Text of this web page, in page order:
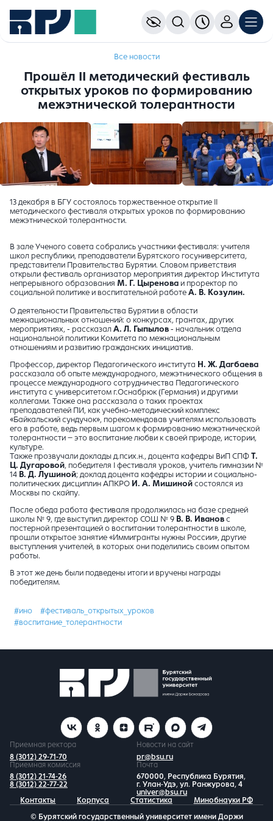
Все новости
Прошёл II методический фестиваль
открытых уроков по формированию
межэтнической толерантности
13 декабря в БГУ состоялось торжественное открытие II
методического фестиваля открытых уроков по формированию
межэтнической толерантности.
В зале Ученого совета собрались участники фестиваля: учителя
школ республики, преподаватели Бурятского госуниверситета,
представители Правительства Бурятии. Словом приветствия
открыли фестиваль организатор мероприятия директор Института
непрерывного образования М. Г. Цыренова и проректор по
социальной политике и воспитательной работе А. В. Козулин.
О деятельности Правительства Бурятии в области
межнациональных отношений: о конкурсах, грантах, других
мероприятиях, - рассказал А. Л. Гыпылов - начальник отдела
национальной политики Комитета по межнациональным
отношениям и развитию гражданских инициатив.
Профессор, директор Педагогического института Н. Ж. Дагбаева
рассказала об опыте международного, межэтнического общения в
процессе международного сотрудничества Педагогического
института с университетом г.Оснабрюк (Германия) и другими
коллегами. Также она рассказала о таких проектах
преподавателей ПИ, как учебно-методический комплекс
«Байкальский сундучок», порекомендовав учителям использовать
его в работе, ведь первым шагом к формированию межэтнической
толерантности – это воспитание любви к своей природе, истории,
культуре.
Также прозвучали доклады д.псих.н., доцента кафедры ВиП СПФ Т.
Ц. Дугаровой, победителя I фестиваля уроков, учитель гимназии №
14 В. Д. Лушиной; доклад доцента кафедры истории и социально-
политических дисциплин АПКРО И. А. Мишиной состоялся из
Москвы по скайпу.
После обеда работа фестиваля продолжилась на базе средней
школы № 9, где выступил директор СОШ № 9 В. В. Иванов с
постерной презентацией о воспитании толерантности в школе,
прошли открытое занятие «Иммигранты нужны России», другие
выступления учителей, в которых они поделились своим опытом
работы.
В этот же день были подведены итоги и вручены награды
победителям.
#ино
#фестиваль_открытых_уроков
#воспитание_толерантности
Приемная ректора
8 (3012) 29-71-70
Новости на сайт
pr@bsu.ru
Приемная комиссия
8 (3012) 21-74-26
8 (3012) 22-77-22
Почта
670000, Республика Бурятия,
г. Улан-Удэ, ул. Ранжурова, 4
univer@bsu.ru
Контакты
Корпуса Статистика Минобнауки РФ
© Бурятский государственный университет имени Доржи